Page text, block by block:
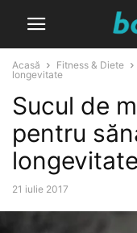
Acasă Fitness & Diete
longevitate
Sucul de
pentru
longevitate
21 iulie 2017